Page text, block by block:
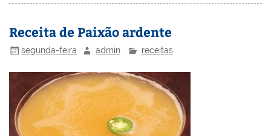
Receita de Paixão ardente
segunda-feira admin receitas